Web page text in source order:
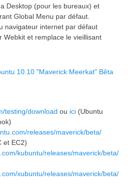
Desktop (pour les bureaux) et
Global Menu par défaut.
navigateur internet par défaut
Webkit et remplace le vieillisant
10.10 "Maverick Meerkat" Bêta
testing/download ou ici(Ubuntu
releases/maverick/beta/
et EC2)
kubuntu/releases/maverick/beta/
xubuntu/releases/maverick/beta/